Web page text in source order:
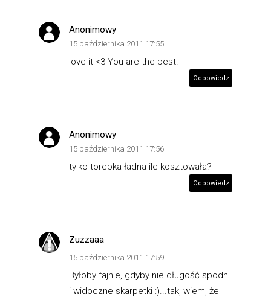
Anonimowy
15 października 2011 17:55
love it <3 You are the best!
Odpowiedz
Anonimowy
15 października 2011 17:56
tylko torebka ładna ile kosztowała?
Odpowiedz
Zuzzaaa
15 października 2011 17:59
Byłoby fajnie, gdyby nie długość spodni
i widoczne skarpetki :)...tak, wiem, że